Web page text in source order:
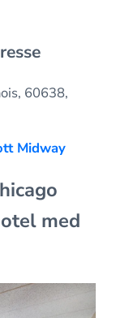
60638,
Midway
med